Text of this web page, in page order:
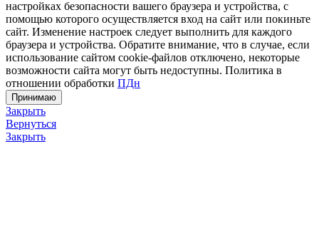
настройках безопасности вашего браузера и устройства, с
помощью которого осуществляется вход на сайт или покиньте
сайт. Изменение настроек следует выполнить для каждого
браузера и устройства. Обратите внимание, что в случае, если
использование сайтом cookie-файлов отключено, некоторые
возможности сайта могут быть недоступны. Политика в
отношении обработки ПДн
Принимаю
Закрыть
Вернуться
Закрыть